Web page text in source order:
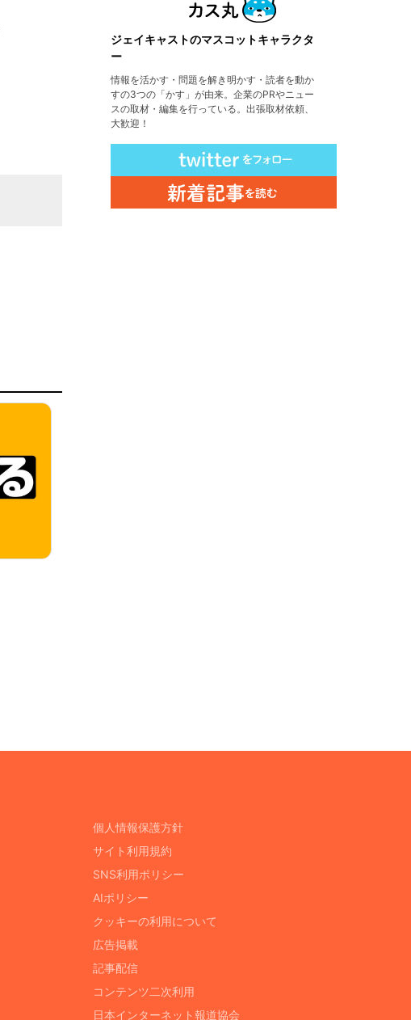
ジェイキャストのマスコットキャラクタ
ー
情報を活かす・問題を解き明かす・読者を動か
すの3つの「かす」が由来。企業のPRやニュー
スの取材・編集を行っている。出張取材依頼、
大歓迎！
個人情報保護方針
サイト利用規約
SNS利用ポリシー
AIポリシー
クッキーの利用について
広告掲載
記事配信
コンテンツ二次利用
日本インターネット報道協会